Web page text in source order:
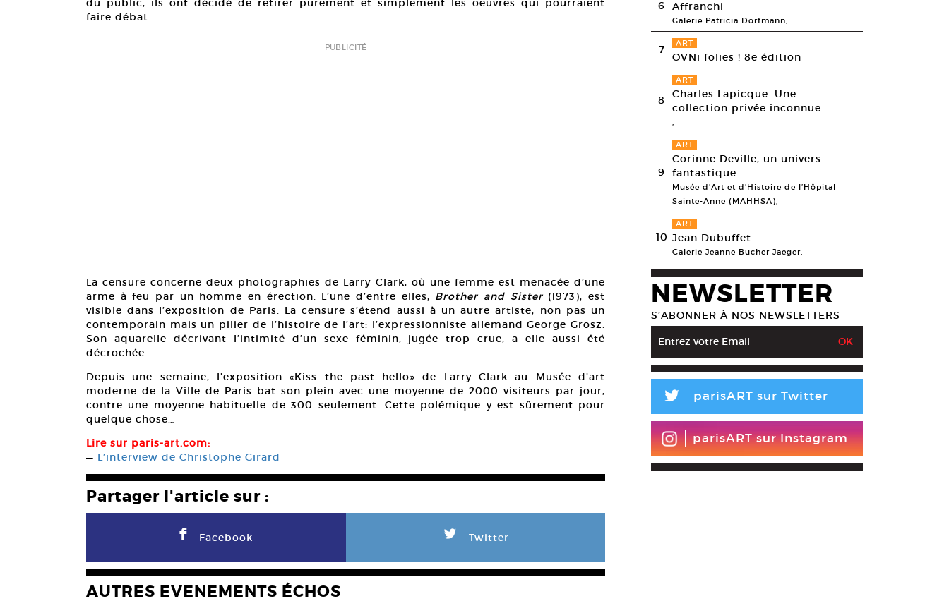
du public, ils ont décidé de retirer purement et simplement les oeuvres qui pourraient
faire débat.
PUBLICITÉ
La censure concerne deux photographies de Larry Clark, où une femme est menacée d’une
arme à feu par un homme en érection. L’une d’entre elles, Brother and Sister (1973), est
visible dans l’exposition de Paris. La censure s’étend aussi à un autre artiste, non pas un
contemporain mais un pilier de l’histoire de l’art: l’expressionniste allemand George Grosz.
Son aquarelle décrivant l’intimité d’un sexe féminin, jugée trop crue, a elle aussi été
décrochée.
Depuis une semaine, l’exposition «Kiss the past hello» de Larry Clark au Musée d’art
moderne de la Ville de Paris bat son plein avec une moyenne de 2000 visiteurs par jour,
contre une moyenne habituelle de 300 seulement. Cette polémique y est sûrement pour
quelque chose…
Lire sur paris-art.com:
— L’interview de Christophe Girard
Partager l'article sur :
F Facebook L Twitter
AUTRES EVENEMENTS ÉCHOS
6 Affranchi
Galerie Patricia Dorfmann,
7 ART
OVNi folies ! 8e édition
8
ART
Charles Lapicque. Une
collection privée inconnue
,
9
ART
Corinne Deville, un univers
fantastique
Musée d’Art et d’Histoire de l’Hôpital
Sainte-Anne (MAHHSA),
10
ART
Jean Dubuffet
Galerie Jeanne Bucher Jaeger,
NEWSLETTER
S’ABONNER À NOS NEWSLETTERS
L parisART sur Twitter
parisART sur Instagram